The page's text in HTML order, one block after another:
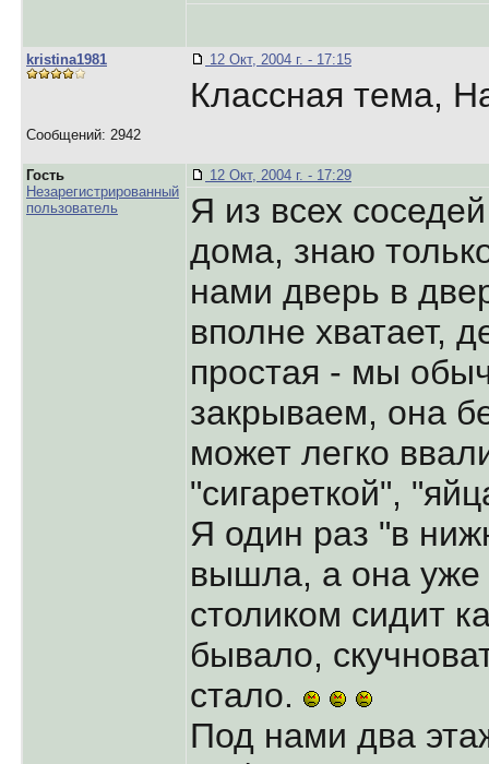
kristina1981
Сообщений: 2942
12 Окт, 2004 г. - 17:15
Классная тема,
Гость
Незарегистрированный
пользователь
12 Окт, 2004 г. - 17:29
Я из всех
дома, знаю
нами дверь в
вполне хватает,
простая - мы
закрываем, она
может легко
"сигареткой",
Я один раз "в
вышла, а она уже
столиком сидит
бывало,
стало.
Под нами два